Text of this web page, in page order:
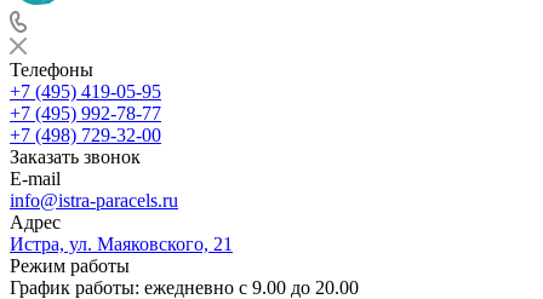
Телефоны
+7 (495) 419-05-95
+7 (495) 992-78-77
+7 (498) 729-32-00
Заказать звонок
E-mail
info@istra-paracels.ru
Адрес
Истра, ул. Маяковского, 21
Режим работы
График работы: ежедневно с 9.00 до 20.00